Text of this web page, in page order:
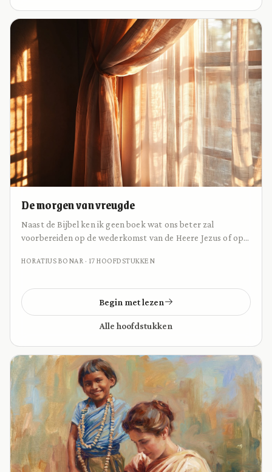
De morgen van vreugde
Naast de Bijbel ken ik geen boek wat ons beter zal
voorbereiden op de wederkomst van de Heere Jezus of op
terugkeert. Hoe je eindtijdsvisie ook is, dit is niet wanneer
Zijn bruid naar Hem uitzien terwijl we in deze wereld op
allerlei manieren afgeleid worden.
HORATIUS BONAR · 17 HOOFDSTUKKEN
Begin met lezen
Alle hoofdstukken